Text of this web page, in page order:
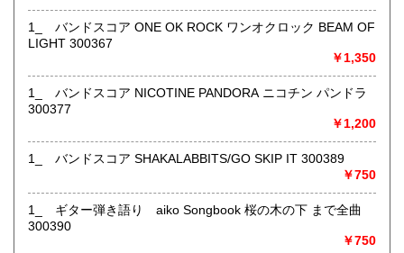
取り扱い分野
1_ バンドスコア ONE OK ROCK ワンオクロック BEAM OF
LIGHT 300367
￥1,350
1_ バンドスコア NICOTINE PANDORA ニコチン パンドラ
300377
￥1,200
1_ バンドスコア SHAKALABBITS/GO SKIP IT 300389
￥750
1_ ギター弾き語り aiko Songbook 桜の木の下 まで全曲
300390
￥750